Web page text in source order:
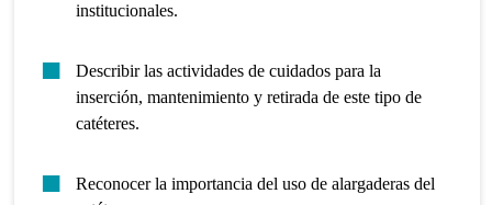
institucionales.
Describir las actividades de cuidados para la
inserción, mantenimiento y retirada de este tipo de
catéteres.
Reconocer la importancia del uso de alargaderas del